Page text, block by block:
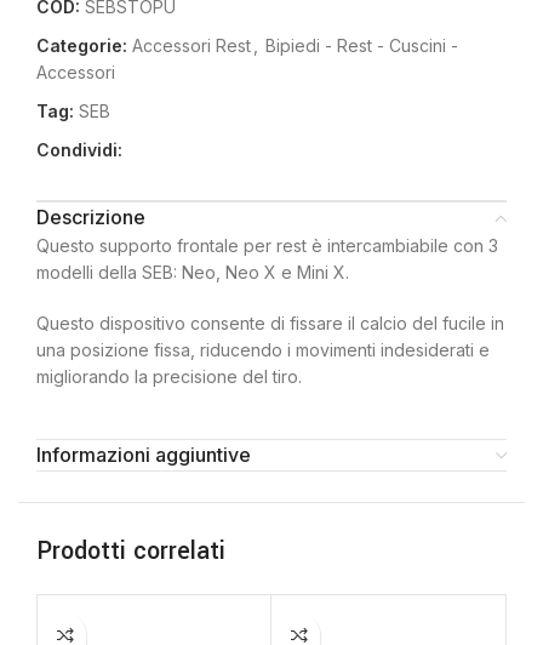
COD: SEBSTOPU
Categorie: Accessori Rest
Bipiedi - Rest - Cuscini -
Accessori
Tag: SEB
Condividi:
Descrizione
Questo supporto frontale per rest è intercambiabile con 3
modelli della SEB: Neo, Neo X e Mini X.
Questo dispositivo consente di fissare il calcio del fucile in
una posizione fissa, riducendo i movimenti indesiderati e
migliorando la precisione del tiro.
Informazioni aggiuntive
Prodotti correlati